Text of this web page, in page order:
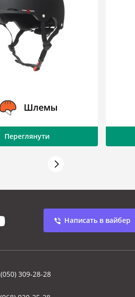
Шлемы
Переглянути
Написать в вайбер
(050) 309-28-28